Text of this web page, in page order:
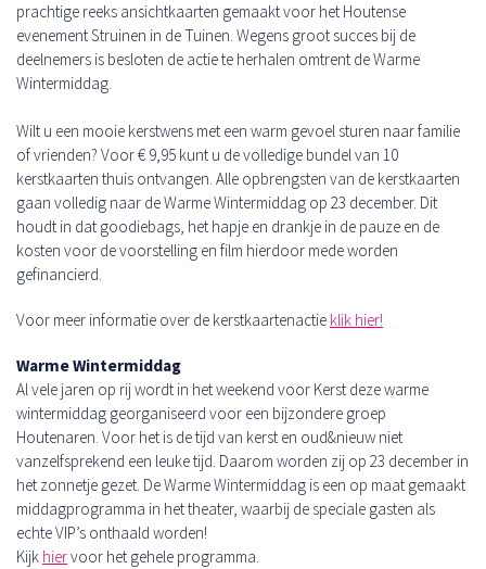
prachtige reeks ansichtkaarten gemaakt voor het Houtense
evenement Struinen in de Tuinen. Wegens groot succes bij de
deelnemers is besloten de actie te herhalen omtrent de Warme
Wintermiddag.
Wilt u een mooie kerstwens met een warm gevoel sturen naar familie
of vrienden? Voor € 9,95 kunt u de volledige bundel van 10
kerstkaarten thuis ontvangen. Alle opbrengsten van de kerstkaarten
gaan volledig naar de Warme Wintermiddag op 23 december. Dit
houdt in dat goodiebags, het hapje en drankje in de pauze en de
kosten voor de voorstelling en film hierdoor mede worden
gefinancierd.
Voor meer informatie over de kerstkaartenactie klik hier!
Warme Wintermiddag
Al vele jaren op rij wordt in het weekend voor Kerst deze warme
wintermiddag georganiseerd voor een bijzondere groep
Houtenaren. Voor het is de tijd van kerst en oud&nieuw niet
vanzelfsprekend een leuke tijd. Daarom worden zij op 23 december in
het zonnetje gezet. De Warme Wintermiddag is een op maat gemaakt
middagprogramma in het theater, waarbij de speciale gasten als
echte VIP’s onthaald worden!
Kijk hiervoor het gehele programma.